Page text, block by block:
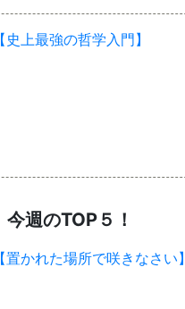
【史上最強の哲学入門】
今週のTOP５！
【置かれた場所で咲きなさい】